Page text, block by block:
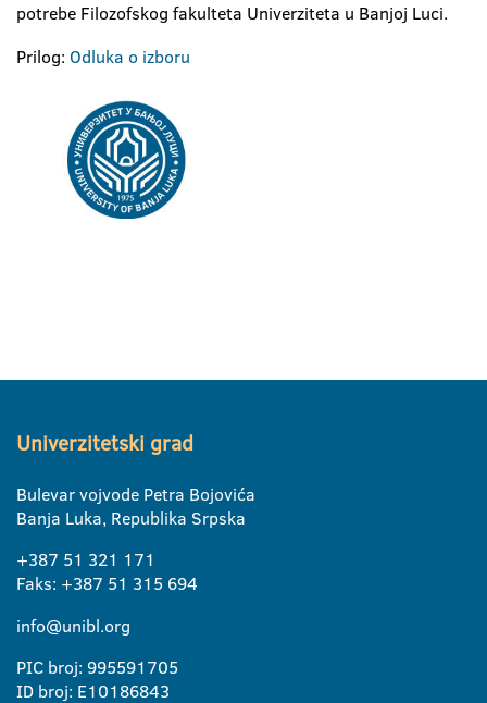
potrebe Filozofskog fakulteta Univerziteta u Banjoj Luci.
Prilog: Odluka o izboru
Univerzitetski grad
Bulevar vojvode Petra Bojovića
Banja Luka, Republika Srpska
+387 51 321 171
Faks: +387 51 315 694
info@unibl.org
PIC broj: 995591705
ID broj: E10186843